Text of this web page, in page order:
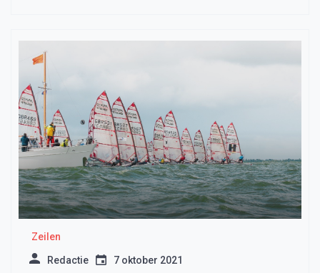
Zeilen
Redactie 7 oktober 2021